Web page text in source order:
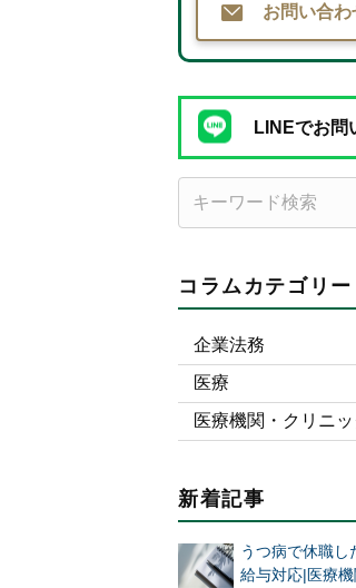
お問い合わ
LINEでお問
コラムカテゴリー
企業法務
医療
医療機関・クリニッ
新着記事
うつ病で休職し
給与対応|医療